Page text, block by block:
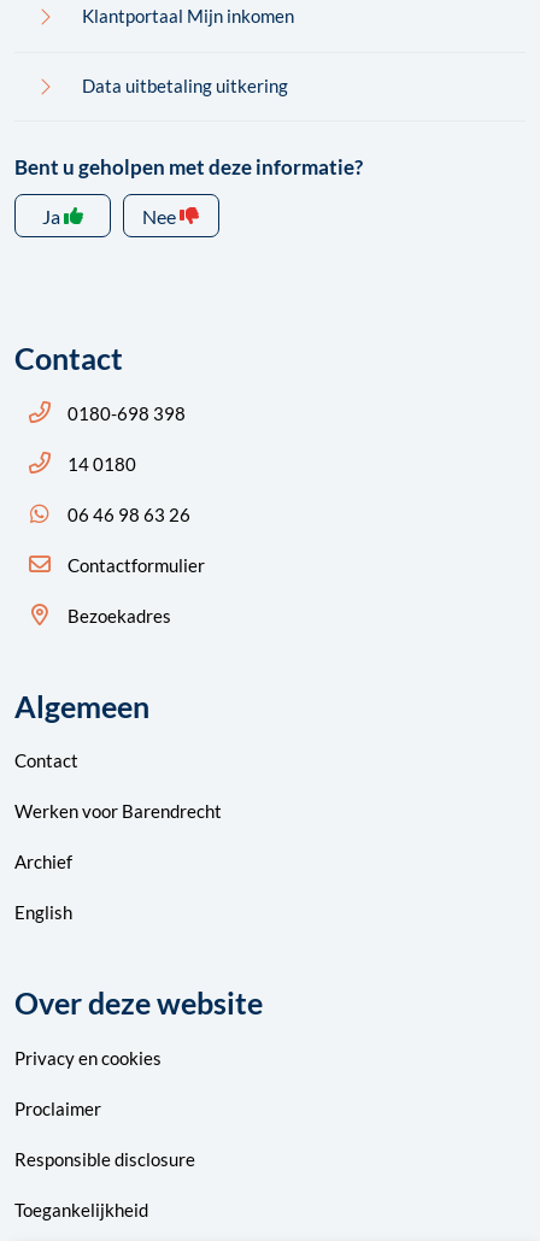
Klantportaal Mijn inkomen
Data uitbetaling uitkering
Bent u geholpen met deze informatie?
Ja Nee
Contact
Bel ons: 14 0180
0180-698 398
Bel ons: 14 0180
14 0180
App ons: 06 46 98 63 26 (WhatsApp)
06 46 98 63 26
Contactformulier
Bezoekadres
Algemeen
Contact
Werken voor Barendrecht
Archief
English
Over deze website
Privacyencookies
Proclaimer
Responsible disclosure
Toegankelijkheid